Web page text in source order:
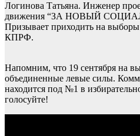
Логинова Татьяна. Инженер
движения “ЗА НОВЫЙ
Призывает приходить на выборы
КПРФ.
Напомним, что 19 сентября на
объединенные левые силы.
находится под №1 в
голосуйте!